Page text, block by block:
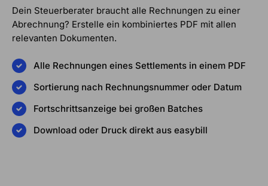
Dein Steuerberater braucht alle Rechnungen zu einer
Abrechnung? Erstelle ein kombiniertes PDF mit allen
relevanten Dokumenten.
Alle Rechnungen eines Settlements in einem PDF
Sortierung nach Rechnungsnummer oder Datum
Fortschrittsanzeige bei großen Batches
Download oder Druck direkt aus easybill